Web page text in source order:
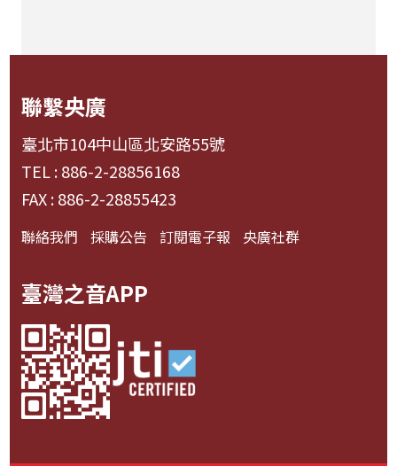
聯繫央廣
臺北市104中山區北安路55號
TEL : 886-2-28856168
FAX : 886-2-28855423
聯絡我們 採購公告 訂閱電子報 央廣社群
臺灣之音APP